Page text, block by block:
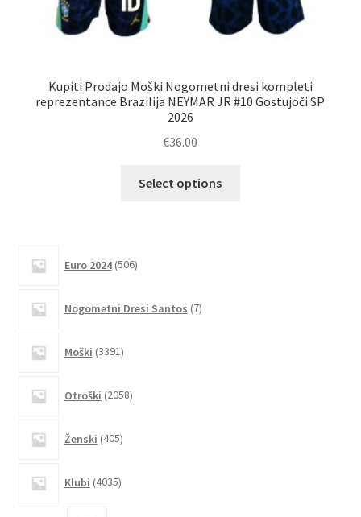
Kupiti Prodajo Moški Nogometni dresi kompleti
reprezentance Brazilija NEYMAR JR #10 Gostujoči SP
2026
€36.00
Select options
Euro 2024 506izdelkov
Nogometni Dresi Santos 7izdelkov
Moški 3391izdelkov
Otroški 2058izdelkov
Ženski 405izdelkov
Klubi 4035izdelkov